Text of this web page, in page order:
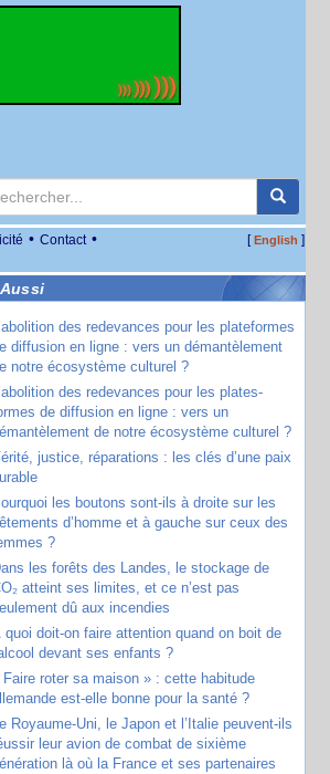
• Contact • [English ]
Aussi
des redevances pour les plateformes
diffusion en ligne : vers un démantèlement
notre écosystème culturel ?
des redevances pour les plates-
de diffusion en ligne : vers un
de notre écosystème culturel ?
justice, réparations : les clés d’une paix
les boutons sont-ils à droite sur les
d’homme et à gauche sur ceux des
?
les forêts des Landes, le stockage de
atteint ses limites, et ce n’est pas
dû aux incendies
quoi doit-on faire attention quand on boit de
devant ses enfants ?
Faire roter sa maison » : cette habitude
est-elle bonne pour la santé ?
Royaume-Uni, le Japon et l’Italie peuvent-ils
leur avion de combat de sixième
là où la France et ses partenaires